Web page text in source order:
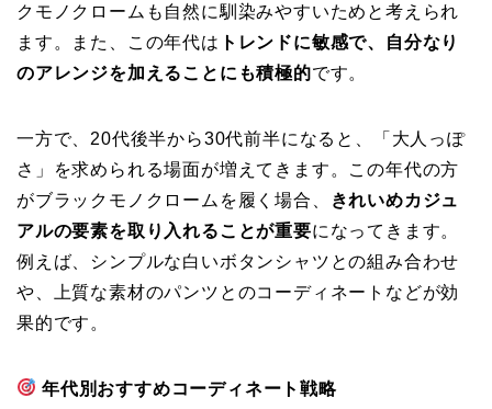
クモノクロームも自然に馴染みやすいためと考えられ
ます。また、この年代は トレンドに敏感で、自分なり
のアレンジを加えることにも積極的です。
一方で、20代後半から30代前半になると、「大人っぽ
さ」を求められる場面が増えてきます。この年代の方
がブラックモノクロームを履く場合、
きれいめカジュ
アルの要素を取り入れることが重要になってきます。
例えば、シンプルな白いボタンシャツとの組み合わせ
や、上質な素材のパンツとのコーディネートなどが効
果的です。
年代別おすすめコーディネート戦略